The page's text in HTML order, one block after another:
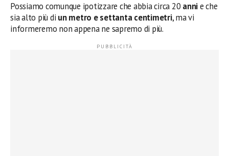
Possiamo comunque ipotizzare che abbia circa 20 annie che
sia alto più di un metro e settanta centimetri, ma vi
informeremo non appena ne sapremo di più.